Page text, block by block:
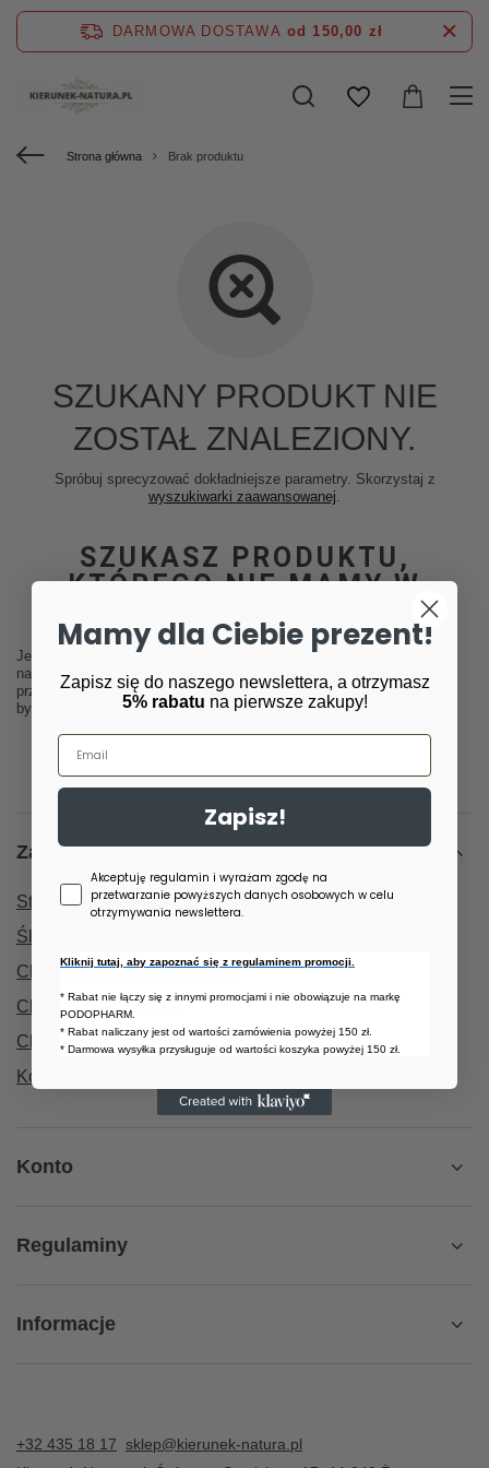
DARMOWA DOSTAWA od 150,00 zł
Strona główna Brak produktu
SZUKANY PRODUKT NIE
ZOSTAŁ ZNALEZIONY.
Spróbuj sprecyzować dokładniejsze parametry. Skorzystaj z
wyszukiwarki zaawansowanej.
SZUKASZ PRODUKTU,
KTÓREGO NIE MAMY W
Jeśli nie znalazłeś w naszej ofercie produktu, a chciałbyś kupić go w
naszym sklepie, możesz skorzystać ze specjalnego formularza i
przesłać nam opis szukanego przedmiotu. Aby móc to zrobić musisz
być
Zamówienia
Status zamówienia
Śledzenie przesyłki
Chcę zareklamować produkt
Chcę zwrócić produkt
Chcę wymienić towar
Kontakt
Konto
Regulaminy
Informacje
+32 435 18 17 sklep@kierunek-natura.pl
Mamy dla Ciebie prezent!
Zapisz się do naszego newslettera, a otrzymasz
5% rabatu na pierwsze zakupy!
Email
Zapisz!
Zgoda newsletter
Akceptuję regulamin i wyrażam zgodę na
przetwarzanie powyższych danych osobowych w celu
otrzymywania newslettera.
Kliknij tutaj, aby zapoznać się z regulaminem promocji.
* Rabat nie łączy się z innymi promocjami i nie obowiązuje na markę
PODOPHARM.
* Rabat naliczany jest od wartości zamówienia powyżej 150 zł.
* Darmowa wysyłka przysługuje od wartości koszyka powyżej 150 zł.